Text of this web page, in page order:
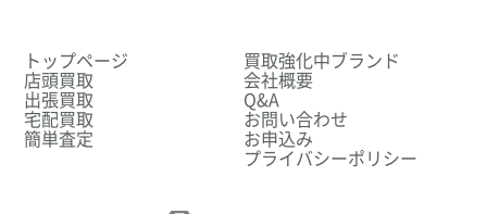
トップページ
店頭買取
出張買取
宅配買取
簡単査定
買取強化中ブランド
会社概要
Q&A
お問い合わせ
お申込み
プライバシーポリシー